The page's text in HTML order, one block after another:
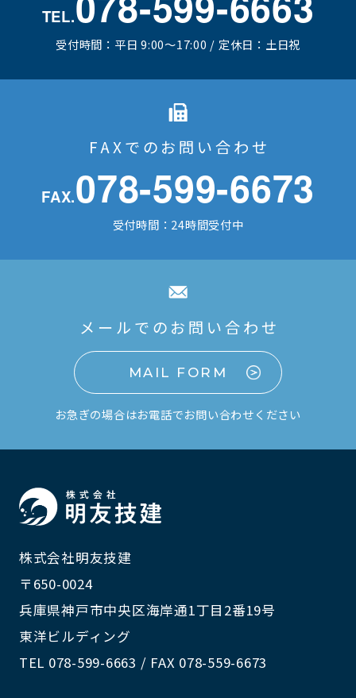
TEL.
受付時間：平日 9:00～17:00 / 定休日：土日祝
FAXでのお問い合わせ
FAX.078-599-6673
受付時間：24時間受付中
メールでのお問い合わせ
MAIL FORM
お急ぎの場合はお電話でお問い合わせください
株式会社明友技建
〒650-0024
兵庫県神戸市中央区海岸通1丁目2番19号
東洋ビルディング
TEL 078-599-6663 / FAX 078-559-6673